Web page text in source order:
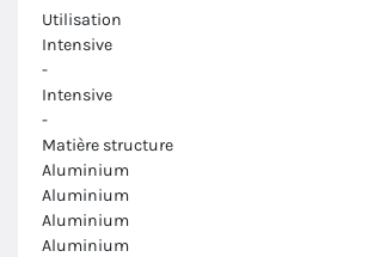
Utilisation
Intensive
-
Intensive
-
Matière structure
Aluminium
Aluminium
Aluminium
Aluminium